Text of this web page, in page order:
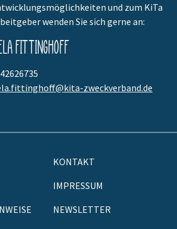
und zum KiTa
wenden Sie sich gerne an:
Fittinghoff
zweckverband.de
KONTAKT
IMPRESSUM
NEWSLETTER